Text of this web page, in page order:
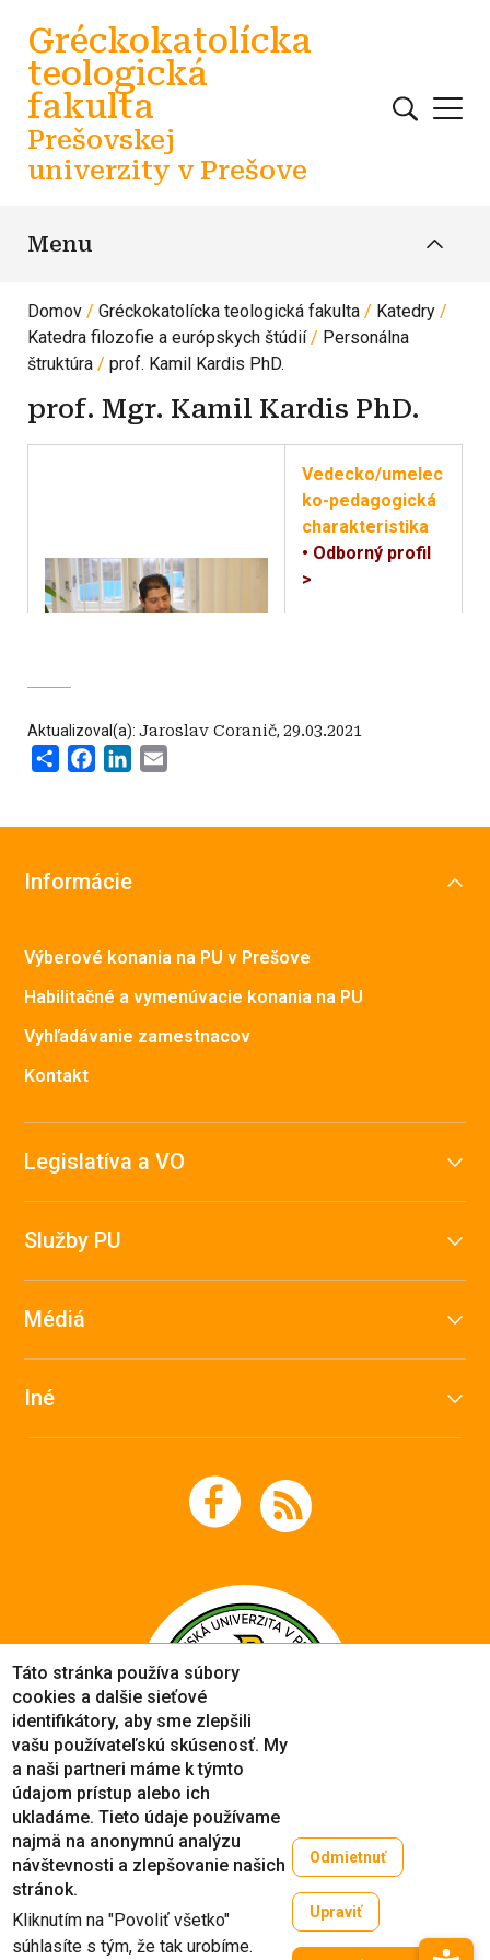
Gréckokatolícka
teologická
fakulta
Prešovskej
univerzity v Prešove
Menu
Domov Gréckokatolícka teologická fakulta
Katedry
Katedra filozofie a európskych štúdií
Personálna
štruktúra
prof. Kamil Kardis PhD.
prof. Mgr. Kamil Kardis PhD.
Vedecko/umelec
ko-pedagogická
charakteristika
• Odborný profil
>
materiály a
Aktualizoval(a): Jaroslav Coranič, 29.03.2021
Share FacebookLinkedIn
Informácie
Výberové konania na PU v Prešove
Habilitačné a vymenúvacie konania na PU
Vyhľadávanie zamestnacov
Kontakt
Legislatíva a VO
Služby PU
Médiá
Iné
Copyright © 2005-2026
Prešovská univerzita v Prešove
Created by
ActivIT
Táto stránka používa súbory
cookies a dalšie sieťové
identifikátory, aby sme zlepšili
vašu používateľskú skúsenosť. My
a naši partneri máme k týmto
údajom prístup alebo ich
ukladáme. Tieto údaje používame
najmä na anonymnú analýzu
návštevnosti a zlepšovanie našich
stránok.
Kliknutím na "Povoliť všetko"
súhlasíte s tým, že tak urobíme.
Odmietnuť
Upraviť